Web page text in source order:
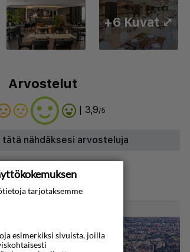
+6 Kuvat ⤢
Arvostelut
| 3,9/5
tätä nähdäksesi arvosteluja
tarjotaksemme
esimerkiksi sivuista, joilla